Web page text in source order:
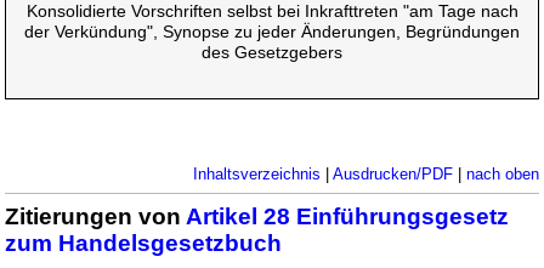
Konsolidierte Vorschriften selbst bei Inkrafttreten "am Tage nach
der Verkündung", Synopse zu jeder Änderungen, Begründungen
des Gesetzgebers
Inhaltsverzeichnis Ausdrucken/PDF| nach oben
Zitierungen von Artikel 28 Einführungsgesetz
zum Handelsgesetzbuch